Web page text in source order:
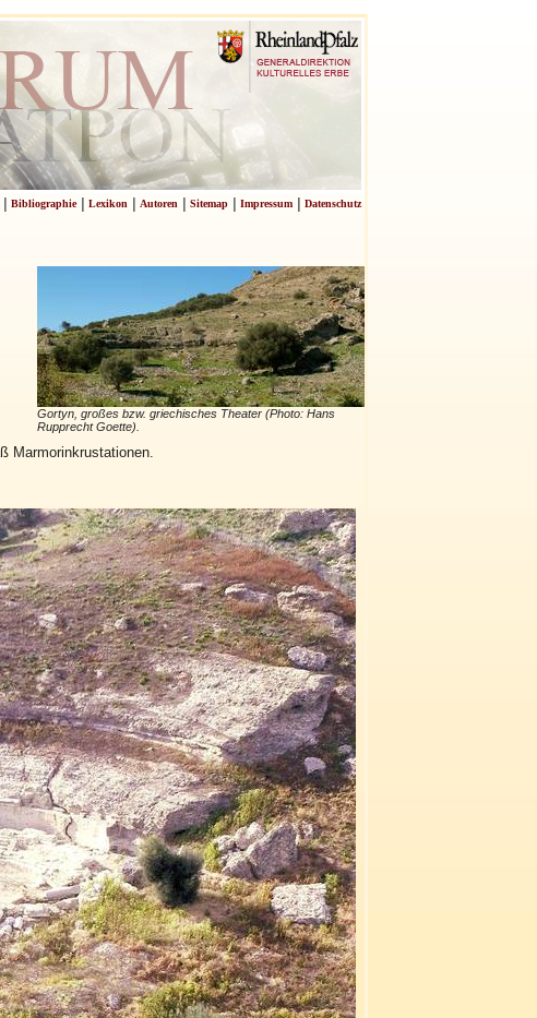
Bibliographie| Lexikon| Autoren| Sitemap| Impressum| Datenschutz
Gortyn, großes bzw. griechisches Theater (Photo: Hans
Rupprecht Goette).
Marmorinkrustationen.